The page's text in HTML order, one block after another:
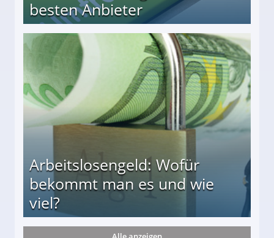
besten Anbieter
Arbeitslosengeld: Wofür
bekommt man es und wie
viel?